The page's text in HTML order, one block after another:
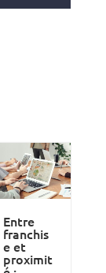
Entre
franchis
e et
proximit